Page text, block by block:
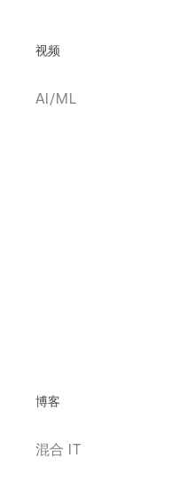
视频
AI/ML
博客
混合 IT